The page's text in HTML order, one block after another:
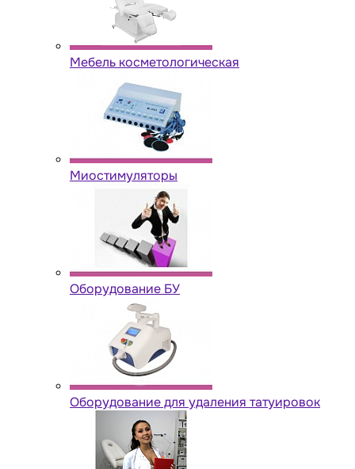
Мебель косметологическая
Миостимуляторы
Оборудование БУ
Оборудование для удаления татуировок